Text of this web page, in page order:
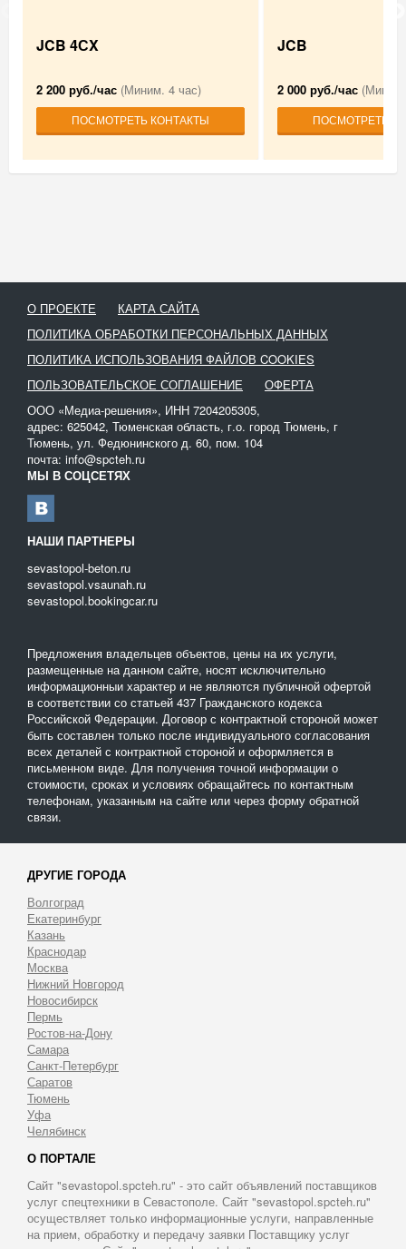
JCB 4СX
2 200 руб./час (Миним. 4 час)
ПОСМОТРЕТЬ КОНТАКТЫ
JCB
2 000 руб./час
ПОСМОТРЕТЬ
О ПРОЕКТЕ
КАРТА САЙТА
ПОЛИТИКА ОБРАБОТКИ ПЕРСОНАЛЬНЫХ ДАННЫХ
ПОЛИТИКА ИСПОЛЬЗОВАНИЯ ФАЙЛОВ COOKIES
ПОЛЬЗОВАТЕЛЬСКОЕ СОГЛАШЕНИЕ
ОФЕРТА
ООО «Медиа-решения», ИНН 7204205305,
адрес: 625042, Тюменская область, г.о. город Тюмень, г
Тюмень, ул. Федюнинского д. 60, пом. 104
почта: info@spcteh.ru
МЫ В СОЦСЕТЯХ
НАШИ ПАРТНЕРЫ
sevastopol-beton.ru
sevastopol.vsaunah.ru
sevastopol.bookingcar.ru
Предложения владельцев объектов, цены на их услуги,
размещенные на данном сайте, носят исключительно
информационныи характер и не являются публичной офертой
в соответствии со статьей 437 Гражданского кодекса
Российской Федерации. Договор с контрактной стороной может
быть составлен только после индивидуального согласования
всех деталей с контрактной стороной и оформляется в
письменном виде. Для получения точной информации о
стоимости, сроках и условиях обращайтесь по контактным
телефонам, указанным на сайте или через форму обратной
связи.
ДРУГИЕ ГОРОДА
Волгоград
Екатеринбург
Казань
Краснодар
Москва
Нижний Новгород
Новосибирск
Пермь
Ростов-на-Дону
Самара
Санкт-Петербург
Саратов
Тюмень
Уфа
Челябинск
О ПОРТАЛЕ
Сайт "sevastopol.spcteh.ru" - это сайт объявлений поставщиков
услуг спецтехники в Севастополе. Сайт "sevastopol.spcteh.ru"
осуществляет только информационные услуги, направленные
на прием, обработку и передачу заявки Поставщику услуг